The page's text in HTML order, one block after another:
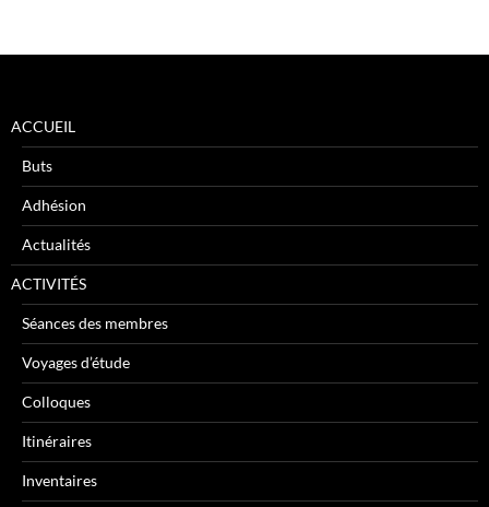
ACCUEIL
Buts
Adhésion
Actualités
ACTIVITÉS
Séances des membres
Voyages d’étude
Colloques
Itinéraires
Inventaires